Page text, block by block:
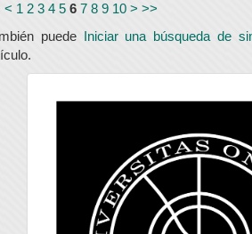
< 1 2 3 4 5 6 7 8 9 10 > >>
puede Iniciar una búsqueda de
universidad